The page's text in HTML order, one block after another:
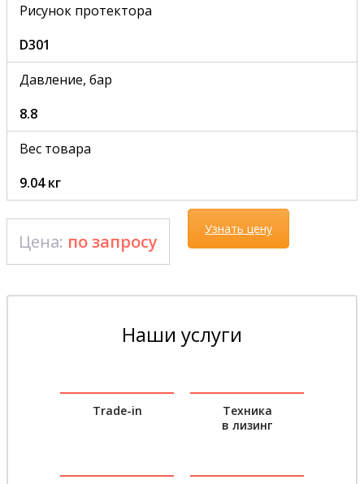
Рисунок протектора
D301
Давление, бар
8.8
Вес товара
9.04 кг
Цена: по запросу
Узнать цену
Наши услуги
Trade-in
Техника
в лизинг